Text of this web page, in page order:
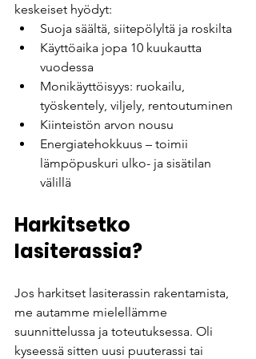
keskeiset hyödyt:
Suoja säältä, siitepölyltä ja roskilta
Käyttöaika jopa 10 kuukautta
vuodessa
Monikäyttöisyys: ruokailu,
työskentely, viljely, rentoutuminen
Kiinteistön arvon nousu
Energiatehokkuus – toimii
lämpöpuskuri ulko- ja sisätilan
välillä
Harkitsetko
lasiterassia?
Jos harkitset lasiterassin rakentamista,
me autamme mielellämme
suunnittelussa ja toteutuksessa. Oli
kyseessä sitten uusi puuterassi tai